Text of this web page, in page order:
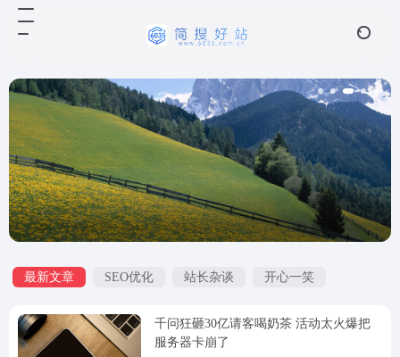
最新文章 SEO优化 站长杂谈 开心一笑
千问狂砸30亿请客喝奶茶 活动太火爆把
服务器卡崩了